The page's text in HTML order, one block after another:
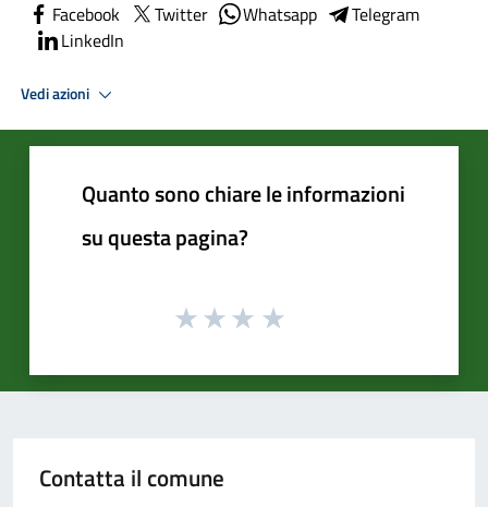
Facebook Twitter Whatsapp
Telegram
LinkedIn
Vedi azioni
Quanto sono chiare le informazioni
su questa pagina?
Contatta il comune